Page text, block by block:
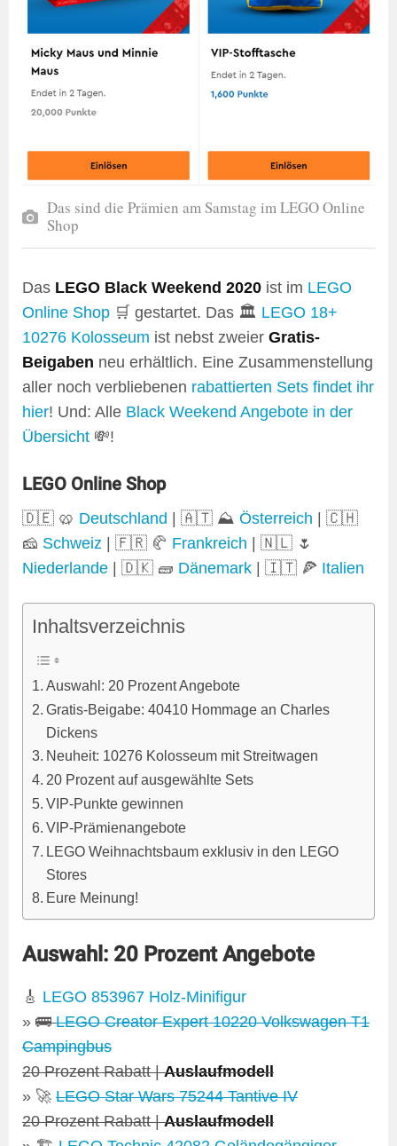
Das sind die Prämien am Samstag im LEGO Online
Shop
Das LEGO Black Weekend 2020 ist im LEGO
Online Shop 🛒 gestartet. Das 🏛️ LEGO 18+
10276 Kolosseum ist nebst zweier Gratis-
Beigaben neu erhältlich. Eine Zusammenstellung
aller noch verbliebenen rabattierten Sets findet ihr
hier! Und: Alle Black Weekend Angebote in der
Übersicht 💸!
LEGO Online Shop
🇩🇪 🥨 Deutschland | 🇦🇹 ⛰️ Österreich | 🇨🇭
🧀 Schweiz | 🇫🇷 🥐 Frankreich | 🇳🇱 🌷
Niederlande | 🇩🇰 🧱 Dänemark | 🇮🇹 🍕 Italien
Inhaltsverzeichnis
Auswahl: 20 Prozent Angebote
Gratis-Beigabe: 40410 Hommage an Charles
Dickens
Neuheit: 10276 Kolosseum mit Streitwagen
20 Prozent auf ausgewählte Sets
VIP-Punkte gewinnen
VIP-Prämienangebote
LEGO Weihnachtsbaum exklusiv in den LEGO
Stores
Eure Meinung!
Auswahl: 20 Prozent Angebote
🎸 LEGO 853967 Holz-Minifigur
» 🚌LEGO Creator Expert 10220 Volkswagen T1
Campingbus
20 Prozent Rabatt |Auslaufmodell
» 🚀 LEGO Star Wars 75244 Tantive IV
20 Prozent Rabatt |Auslaufmodell